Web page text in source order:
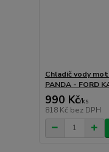
Chladič vody
PANDA - FORD
990 Kč/ks
818 Kč bez DPH